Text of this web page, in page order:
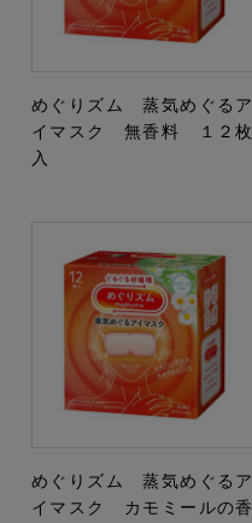
めぐりズム 蒸気めぐるア
イマスク 無香料 １２枚
入
めぐりズム 蒸気めぐるア
イマスク カモミールの香